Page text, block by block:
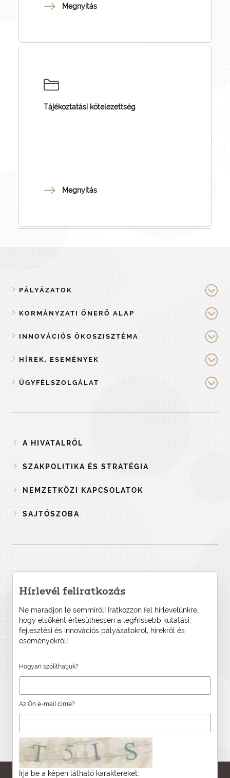
Megnyitás
Tájékoztatási kötelezettség
Megnyitás
PÁLYÁZATOK
KORMÁNYZATI ÖNERŐ ALAP
INNOVÁCIÓS ÖKOSZISZTÉMA
HÍREK, ESEMÉNYEK
ÜGYFÉLSZOLGÁLAT
A HIVATALRÓL
SZAKPOLITIKA ÉS STRATÉGIA
NEMZETKÖZI KAPCSOLATOK
SAJTÓSZOBA
Hírlevél feliratkozás
Ne maradjon le semmiről! Iratkozzon fel hírlevelünkre,
hogy elsőként értesülhessen a legfrissebb kutatási,
fejlesztési és innovációs pályázatokról, hírekről és
eseményekről!
Hogyan szólíthatjuk?
Az Ön e-mail címe?
Írja be a képen látható karaktereket: